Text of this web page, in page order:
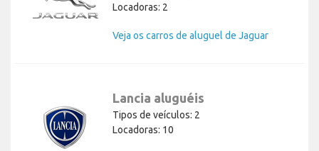
Locadoras: 2
Veja os carros de aluguel de Jaguar
Lancia aluguéis
Tipos de veículos: 2
Locadoras: 10